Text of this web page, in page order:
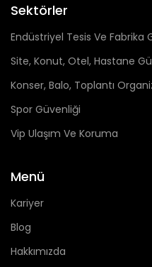
Sektörler
Endüstriyel Tesis Ve Fabrika
Site, Konut, Otel, Hastane
Konser, Balo, Toplantı
Spor Güvenliği
Vip Ulaşım Ve Koruma
Menü
Kariyer
Blog
Hakkımızda